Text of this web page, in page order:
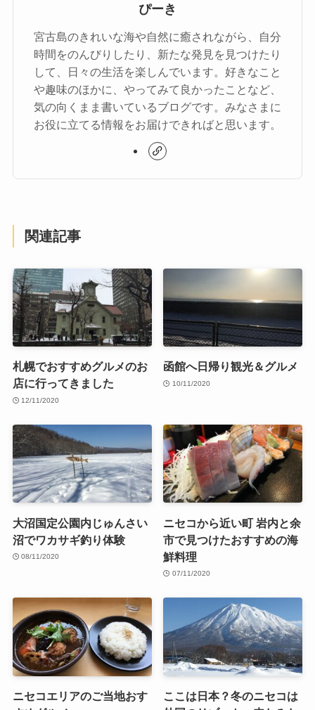
ぴーき
宮古島のきれいな海や自然に癒されながら、自分
時間をのんびりしたり、新たな発見を見つけたり
して、日々の生活を楽しんでいます。好きなこと
や趣味のほかに、やってみて良かったことなど、
気の向くまま書いているブログです。みなさまに
お役に立てる情報をお届けできればと思います。
関連記事
札幌でおすすめグルメのお
店に行ってきました
12/11/2020
函館へ日帰り観光＆グルメ
10/11/2020
大沼国定公園内じゅんさい
沼でワカサギ釣り体験
08/11/2020
ニセコから近い町 岩内と余
市で見つけたおすすめの海
鮮料理
07/11/2020
ニセコエリアのご当地おす
ここは日本？冬のニセコは